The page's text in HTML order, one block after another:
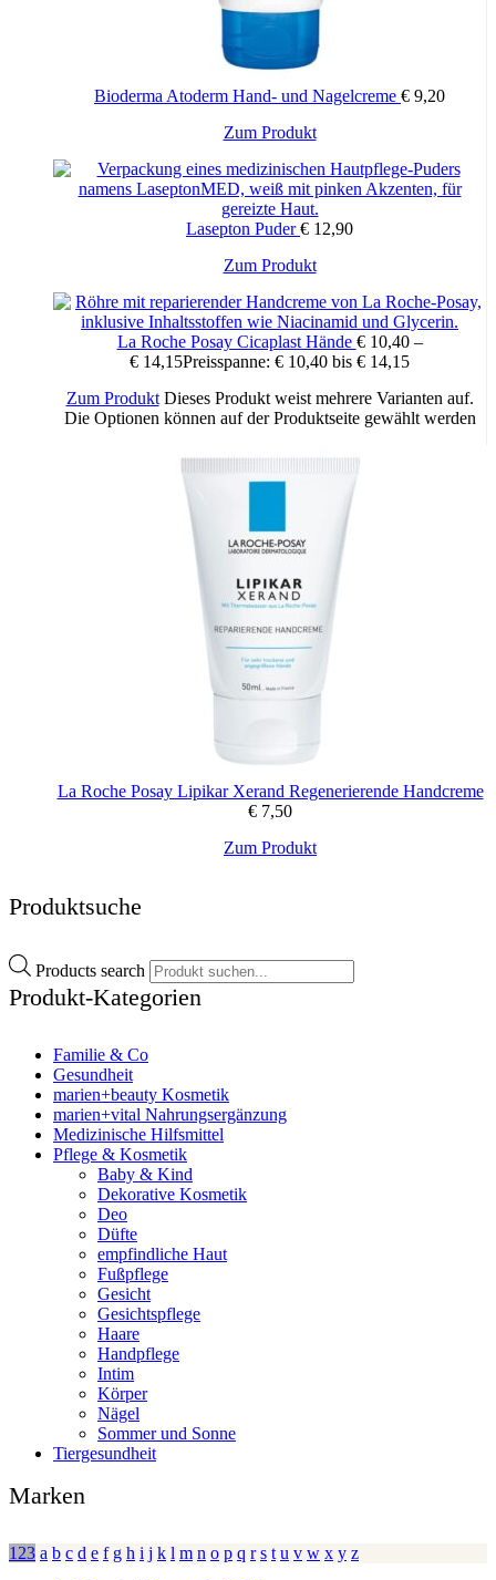
Bioderma Atoderm Hand- und Nagelcreme € 9,20
Zum Produkt
Lasepton Puder€ 12,90
Zum Produkt
La Roche Posay Cicaplast Hände €10,40 –
€ 14,15Preisspanne: € 10,40 bis € 14,15
Zum Produkt Dieses Produkt weist mehrere Varianten auf.
Die Optionen können auf der Produktseite gewählt werden
La Roche Posay Lipikar Xerand Regenerierende Handcreme
€ 7,50
Zum Produkt
Produktsuche
Products search
Produkt-Kategorien
Familie & Co
Gesundheit
marien+beauty Kosmetik
marien+vital Nahrungsergänzung
Medizinische Hilfsmittel
Pflege & Kosmetik
Baby & Kind
Dekorative Kosmetik
Deo
Düfte
empfindliche Haut
Fußpflege
Gesicht
Gesichtspflege
Haare
Handpflege
Intim
Körper
Nägel
Sommer und Sonne
Tiergesundheit
Marken
123 a b c d e f g h i j k l m n o p q r s t u v w x y z